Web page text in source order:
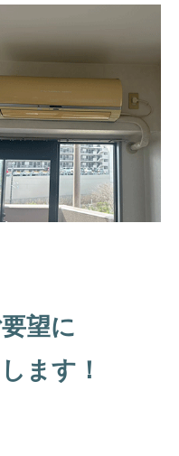
望に
ます！